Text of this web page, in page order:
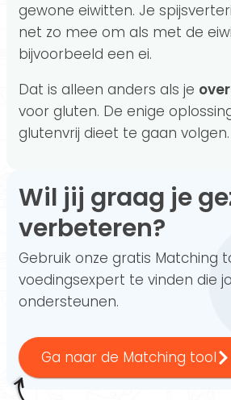
gewone eiwitten. Je
net zo mee om als met de
bijvoorbeeld een ei.
Dat is alleen anders als je
voor gluten. De enige
glutenvrij dieet te gaan volgen.
Wil jij graag je gezondheid
verbeteren?
Gebruik onze gratis Matching
voedingsexpert te vinden die
ondersteunen.
Ga naar de Matching tool